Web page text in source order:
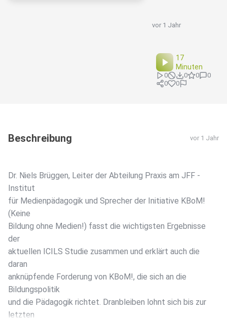
vor 1 Jahr
17
Minuten
0 0 0
0
0
0
Beschreibung vor 1 Jahr
Dr. Niels Brüggen, Leiter der Abteilung Praxis am JFF -
Institut
für Medienpädagogik und Sprecher der Initiative KBoM!
(Keine
Bildung ohne Medien!) fasst die wichtigsten Ergebnisse
der
aktuellen ICILS Studie zusammen und erklärt auch die
daran
anknüpfende Forderung von KBoM!, die sich an die
Bildungspolitik
und die Pädagogik richtet. Dranbleiben lohnt sich bis zur
letzten